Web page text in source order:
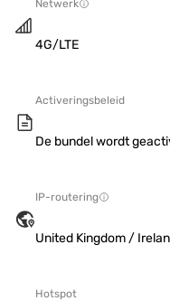
Netwerk
4G/LTE
Activeringsbeleid
De bundel wordt
IP-routering
United Kingdom /
Hotspot